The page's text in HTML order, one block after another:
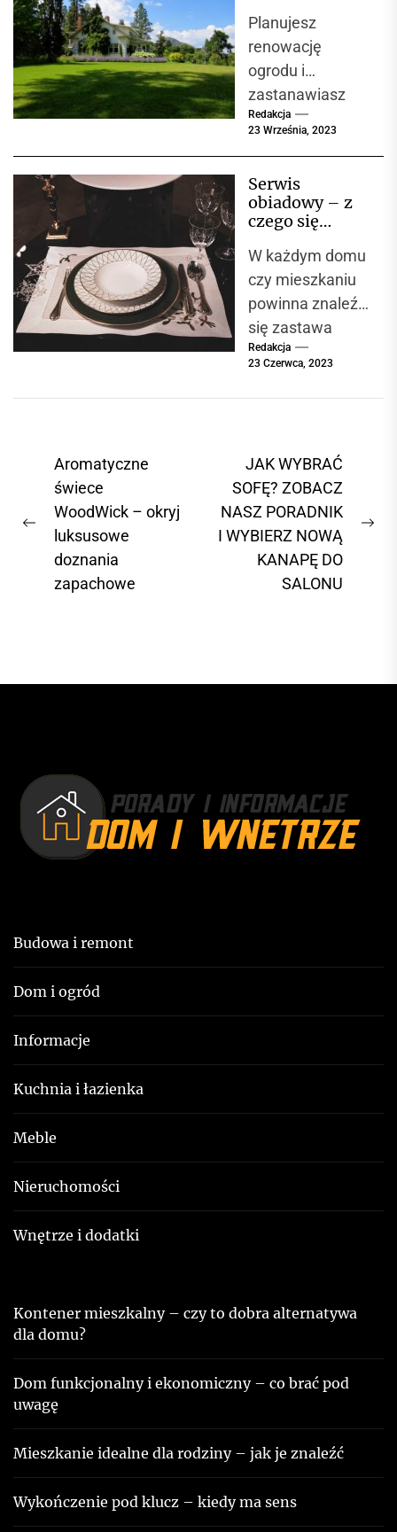
Planujesz
renowację
ogrodu i
zastanawiasz
się, jakie
osiągnąć
najbardziej
funkcjonalny
efekt? Obrzeża
ogrodowe mogą
być...
Redakcja
23 Września, 2023
Serwis
obiadowy – z
czego się
W każdym domu
czy mieszkaniu
powinna znaleźć
się zastawa
stołowa. Jest to
wyposażenia, na
codzienne
posiłki....
Redakcja
23 Czerwca, 2023
w
a
i
s
u
t
Aromatyczne
świece
WoodWick – okryj
luksusowe
doznania
zapachowe
JAK WYBRAĆ
SOFĘ? ZOBACZ
NASZ PORADNIK
I WYBIERZ NOWĄ
KANAPĘ DO
SALONU
Budowa i remont
Dom i ogród
Informacje
Kuchnia i łazienka
Meble
Nieruchomości
Wnętrze i dodatki
Kontener mieszkalny – czy to dobra alternatywa
dla domu?
Dom funkcjonalny i ekonomiczny – co brać pod
uwagę
Mieszkanie idealne dla rodziny – jak je znaleźć
Wykończenie pod klucz – kiedy ma sens